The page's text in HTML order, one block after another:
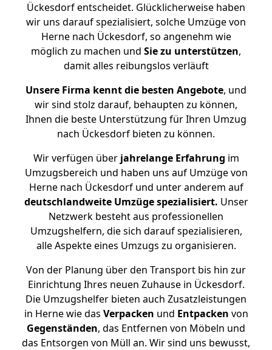
Ückesdorf entscheidet. Glücklicherweise haben
wir uns darauf spezialisiert, solche Umzüge von
Herne nach Ückesdorf, so angenehm wie
möglich zu machen und Sie zu unterstützen,
damit alles reibungslos verläuft
Unsere Firma kennt die besten Angebote, und
wir sind stolz darauf, behaupten zu können,
Ihnen die beste Unterstützung für Ihren Umzug
nach Ückesdorf bieten zu können.
Wir verfügen überjahrelange Erfahrung im
Umzugsbereich und haben uns auf Umzüge von
Herne nach Ückesdorf und unter anderem auf
deutschlandweite Umzüge spezialisiert. Unser
Netzwerk besteht aus professionellen
Umzugshelfern, die sich darauf spezialisieren,
alle Aspekte eines Umzugs zu organisieren.
Von der Planung über den Transport bis hin zur
Einrichtung Ihres neuen Zuhause in Ückesdorf.
Die Umzugshelfer bieten auch Zusatzleistungen
in Herne wie das Verpacken und Entpacken von
Gegenständen, das Entfernen von Möbeln und
das Entsorgen von Müll an. Wir sind uns bewusst,